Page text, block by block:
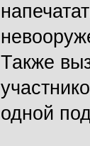
Также
одной